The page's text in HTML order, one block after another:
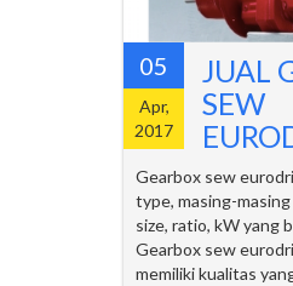
05
Apr,
2017
JUAL
SEW
Gearbox sew
type, masing-
size, ratio, kW yang
Gearbox sew
memiliki kualitas